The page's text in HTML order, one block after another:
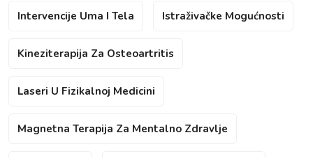
Intervencije Uma I Tela Istraživačke Mogućnosti
Kineziterapija Za Osteoartritis
Laseri U Fizikalnoj Medicini
Magnetna Terapija Za Mentalno Zdravlje